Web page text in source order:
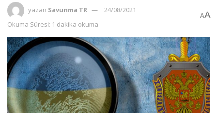
yazan Savunma TR
24/08/2021
Okuma Süresi: 1 dakika okuma
AA